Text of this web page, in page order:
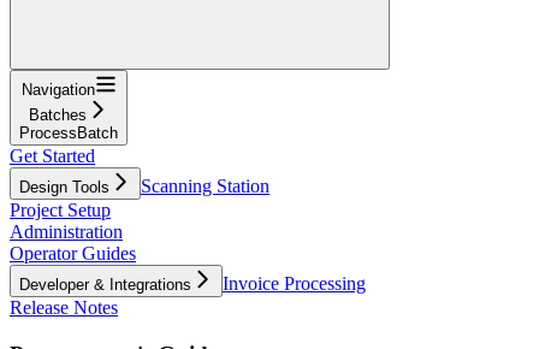
Navigation
Batches
ProcessBatch
Get Started
Design Tools
Scanning Station
Project Setup
Administration
Operator Guides
Developer & Integrations
Invoice Processing
Release Notes